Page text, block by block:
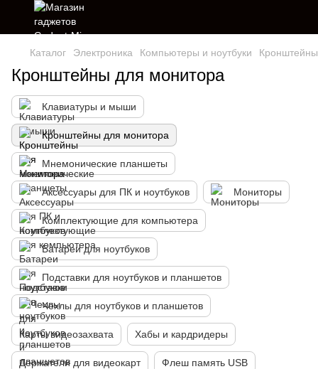
Каталог Электроника Компьютеры и ноутбуки
Кронштейны для монитора
Клавиатуры и мыши
Кронштейны для монитора
Мнемонические планшеты
Аксессуары для ПК и ноутбуков Мониторы
Комплектующие для компьютера
Батареи для ноутбуков
Подставки для ноутбуков и планшетов
Чехлы для ноутбуков и планшетов
Карты видеозахвата Хабы и кардридеры
Держатели для видеокарт Флеш память USB